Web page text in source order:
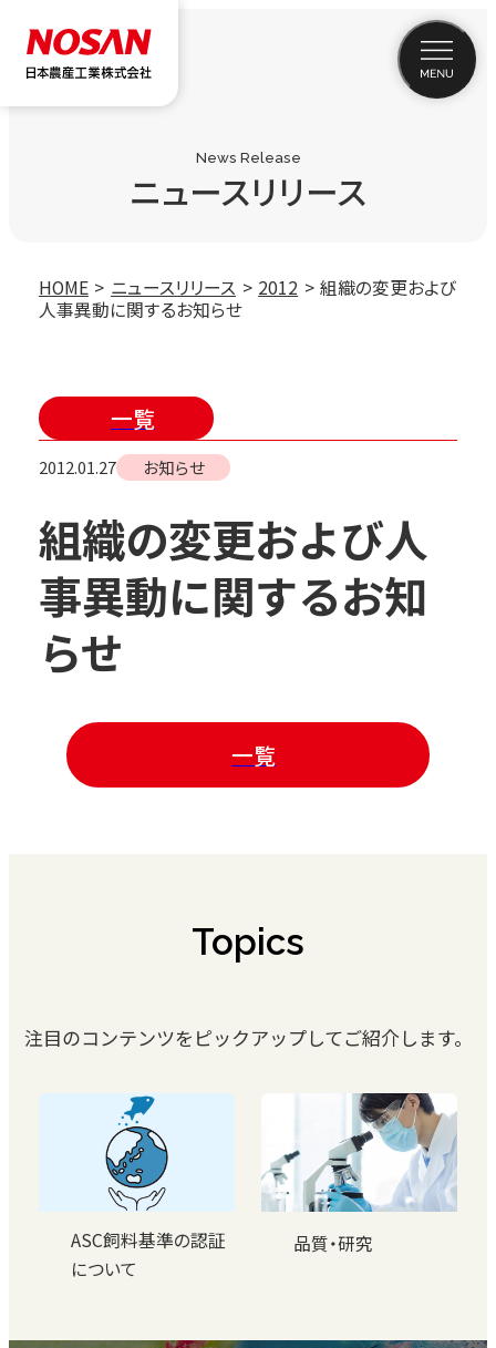
News Release
ニュースリリース
HOME ニュースリリース 2012
組織の変更および
人事異動に関するお知らせ
一覧
2012.01.27 お知らせ
組織の変更および人
事異動に関するお知
らせ
一覧
Topics
注目のコンテンツをピックアップしてご紹介します。
ASC飼料基準の認証
について
品質・研究